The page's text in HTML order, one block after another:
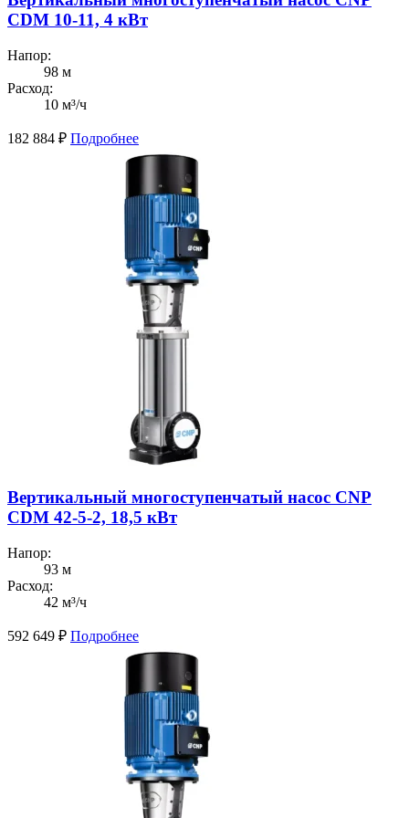
CDM 10-11, 4 кВт
Напор:
98 м
Расход:
10 м³/ч
182 884 ₽ Подробнее
Вертикальный многоступенчатый насос CNP
CDM 42-5-2, 18,5 кВт
Напор:
93 м
Расход:
42 м³/ч
592 649 ₽ Подробнее